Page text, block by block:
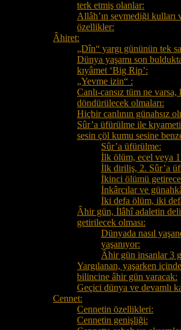
terk etmiş olanlar:
Allâh’ın sevmediği kulları
özellikler:
Âhiret:
„Dîn“ yargı gününün tek
Dünya yaşamı son
kıyâmet ‘Big Rip’:
„Yevme izin“ :
Canlı-cansız tüm ne varsa,
döndürülecek olmaları:
Hiçbir canlının günahsız
Sûr’a üfürülme ile
sesin çöl kumu sesine
Sûr’a üfürülme:
İlk ölüm, ecel veya
İlk diriliş, 2. Sûr’a
İkinci ölümü
İnkârcılar ve
İki defa ölüm, iki
Âhir gün, İlâhî adaletin
getirilecek olması:
Dünyada nasıl
yaşanıyor:
Âhir gün insanlar 3
Yargılanan, yaşarken
bilincine âhir gün varacak:
Geçici dünya ve devamlı
Cennet:
Cennetin özellikleri:
Cennetin genişliği: